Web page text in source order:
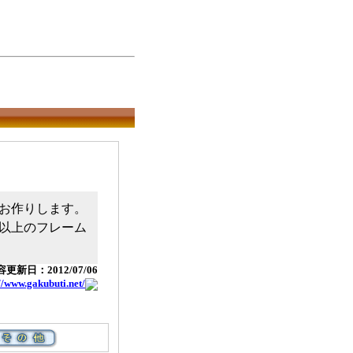
作りします。
上のフレーム
更新日：2012/07/06
www.gakubuti.net/